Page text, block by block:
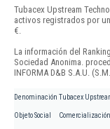
Tubacex Upstream
activos registrados por
€.
La información del
Sociedad Anonima.
INFORMA D&B S.A.U.
Denominación Tubacex
Objeto Social